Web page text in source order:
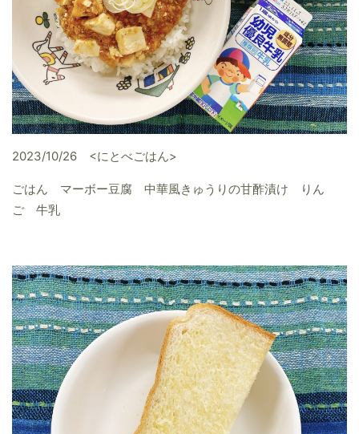
2023/10/26 <にとべごはん>
ごはん マーボー豆腐 中華風きゅうりの甘酢漬け りん
ご 牛乳